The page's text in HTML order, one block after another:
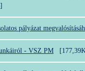
pályázat
- VSZ PM